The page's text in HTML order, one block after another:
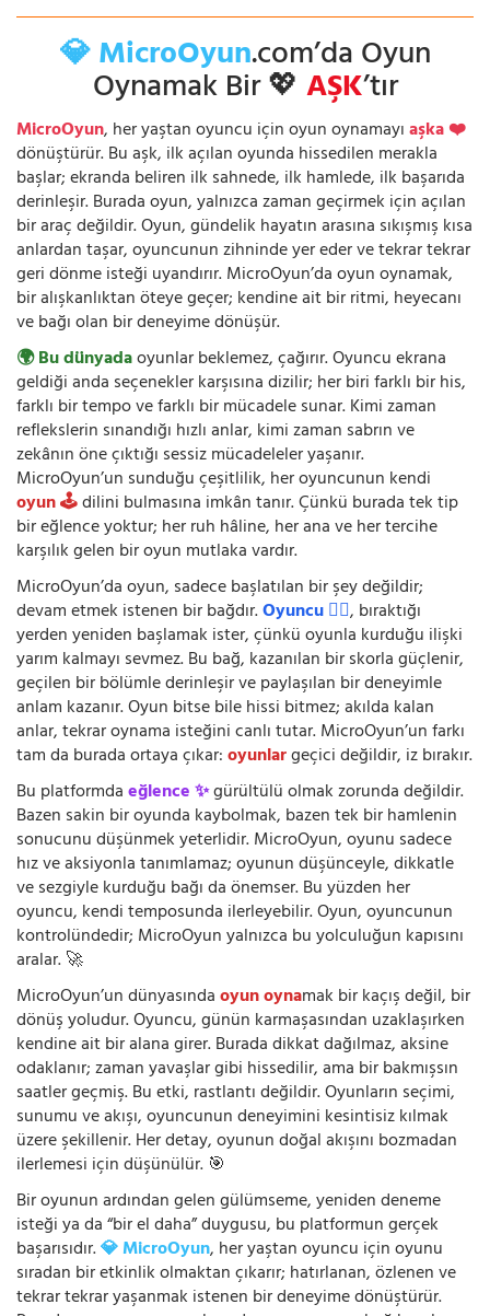
💎 MicroOyun.com’da Oyun
Oynamak Bir 💖AŞK’tır
MicroOyun, her yaştan oyuncu için oyun oynamayıaşka ❤️
dönüştürür. Bu aşk, ilk açılan oyunda hissedilen merakla
başlar; ekranda beliren ilk sahnede, ilk hamlede, ilk başarıda
derinleşir. Burada oyun, yalnızca zaman geçirmek için açılan
bir araç değildir. Oyun, gündelik hayatın arasına sıkışmış kısa
anlardan taşar, oyuncunun zihninde yer eder ve tekrar tekrar
geri dönme isteği uyandırır. MicroOyun’da oyun oynamak,
bir alışkanlıktan öteye geçer; kendine ait bir ritmi, heyecanı
ve bağı olan bir deneyime dönüşür.
🌍 Bu dünyadaoyunlar beklemez, çağırır. Oyuncu ekrana
geldiği anda seçenekler karşısına dizilir; her biri farklı bir his,
farklı bir tempo ve farklı bir mücadele sunar. Kimi zaman
reflekslerin sınandığı hızlı anlar, kimi zaman sabrın ve
zekânın öne çıktığı sessiz mücadeleler yaşanır.
MicroOyun’un sunduğu çeşitlilik, her oyuncunun kendi
oyun 🕹️dilini bulmasına imkân tanır. Çünkü burada tek tip
bir eğlence yoktur; her ruh hâline, her ana ve her tercihe
karşılık gelen bir oyun mutlaka vardır.
MicroOyun’da oyun, sadece başlatılan bir şey değildir;
devam etmek istenen bir bağdır.Oyuncu 🧍‍♂️, bıraktığı
yerden yeniden başlamak ister, çünkü oyunla kurduğu ilişki
yarım kalmayı sevmez. Bu bağ, kazanılan bir skorla güçlenir,
geçilen bir bölümle derinleşir ve paylaşılan bir deneyimle
anlam kazanır. Oyun bitse bile hissi bitmez; akılda kalan
anlar, tekrar oynama isteğini canlı tutar. MicroOyun’un farkı
tam da burada ortaya çıkar:oyunlargeçici değildir, iz bırakır.
Bu platformdaeğlence ✨gürültülü olmak zorunda değildir.
Bazen sakin bir oyunda kaybolmak, bazen tek bir hamlenin
sonucunu düşünmek yeterlidir. MicroOyun, oyunu sadece
hız ve aksiyonla tanımlamaz; oyunun düşünceyle, dikkatle
ve sezgiyle kurduğu bağı da önemser. Bu yüzden her
oyuncu, kendi temposunda ilerleyebilir. Oyun, oyuncunun
kontrolündedir; MicroOyun yalnızca bu yolculuğun kapısını
aralar. 🚀
MicroOyun’un dünyasındaoyun oynamak bir kaçış değil, bir
dönüş yoludur. Oyuncu, günün karmaşasından uzaklaşırken
kendine ait bir alana girer. Burada dikkat dağılmaz, aksine
odaklanır; zaman yavaşlar gibi hissedilir, ama bir bakmışsın
saatler geçmiş. Bu etki, rastlantı değildir. Oyunların seçimi,
sunumu ve akışı, oyuncunun deneyimini kesintisiz kılmak
üzere şekillenir. Her detay, oyunun doğal akışını bozmadan
ilerlemesi için düşünülür. 🎯
Bir oyunun ardından gelen gülümseme, yeniden deneme
isteği ya da “bir el daha” duygusu, bu platformun gerçek
başarısıdır.💎 MicroOyun, her yaştan oyuncu için oyunu
sıradan bir etkinlik olmaktan çıkarır; hatırlanan, özlenen ve
tekrar tekrar yaşanmak istenen bir deneyime dönüştürür.